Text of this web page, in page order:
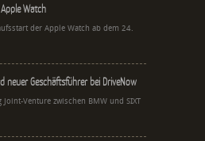
Watch
der Apple Watch ab dem 24.
neuer Geschäftsführer bei DriveNow
Venture zwischen BMW und SIXT